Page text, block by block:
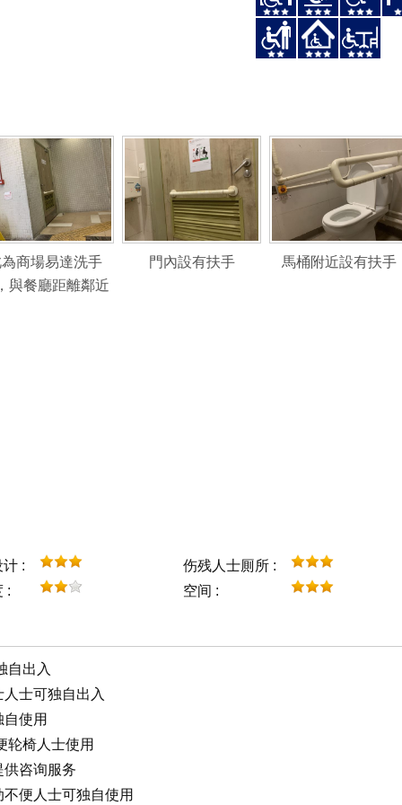
為商場易達洗手
與餐廳距離鄰近
門內設有扶手 馬桶附近設有扶手
:
伤残人士厠所 :
:
空间 :
自出入
士可独自出入
使用
轮椅人士使用
供咨询服务
便人士可独自使用